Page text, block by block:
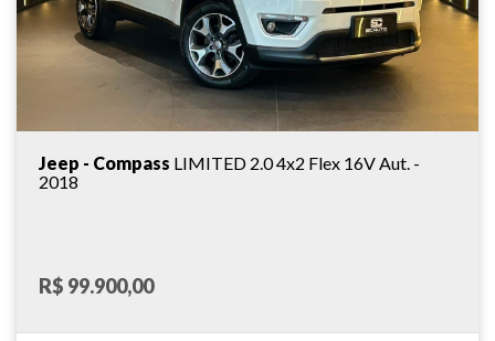
Jeep - Compass LIMITED 2.0 4x2 Flex 16V Aut. -
2018
R$ 99.900,00